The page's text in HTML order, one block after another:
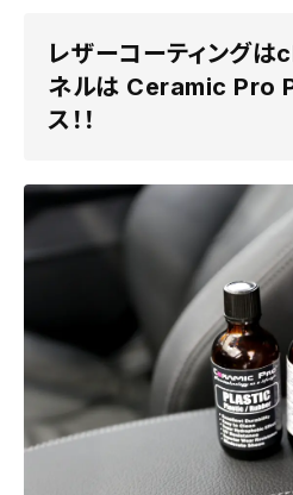
レザーコーティング
ネルは Ceramic Pro
ス！！